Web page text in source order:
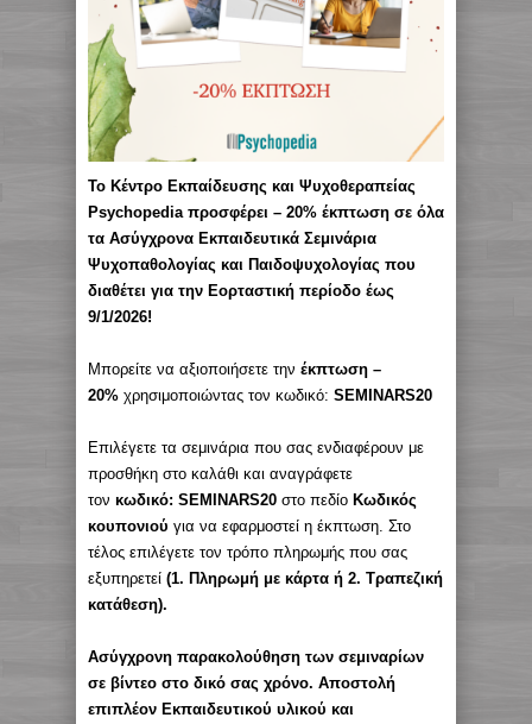
Το Κέντρο Εκπαίδευσης και Ψυχοθεραπείας
Psychopedia προσφέρει – 20% έκπτωση σε όλα
τα Ασύγχρονα Εκπαιδευτικά Σεμινάρια
Ψυχοπαθολογίας και Παιδοψυχολογίας που
διαθέτει για την Εορταστική περίοδο έως
9/1/2026!
Μπορείτε να αξιοποιήσετε την έκπτωση –
20% χρησιμοποιώντας τον κωδικό: SEMINARS20
Επιλέγετε τα σεμινάρια που σας ενδιαφέρουν με
προσθήκη στο καλάθι και αναγράφετε
τον κωδικό: SEMINARS20 στο πεδίο Κωδικός
κουπονιού για να εφαρμοστεί η έκπτωση. Στο
τέλος επιλέγετε τον τρόπο πληρωμής που σας
εξυπηρετεί (1. Πληρωμή με κάρτα ή 2. Τραπεζική
κατάθεση).
Ασύγχρονη παρακολούθηση των σεμιναρίων
σε βίντεο στο δικό σας χρόνο. Αποστολή
επιπλέον Εκπαιδευτικού υλικού και